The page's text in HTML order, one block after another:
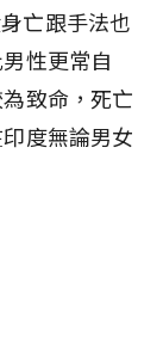
亡跟手法也
性更常自
致命，死亡
度無論男女